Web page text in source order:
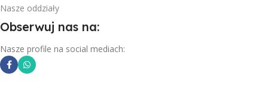
Nasze oddziały
Obserwuj nas na:
Nasze profile na social mediach: